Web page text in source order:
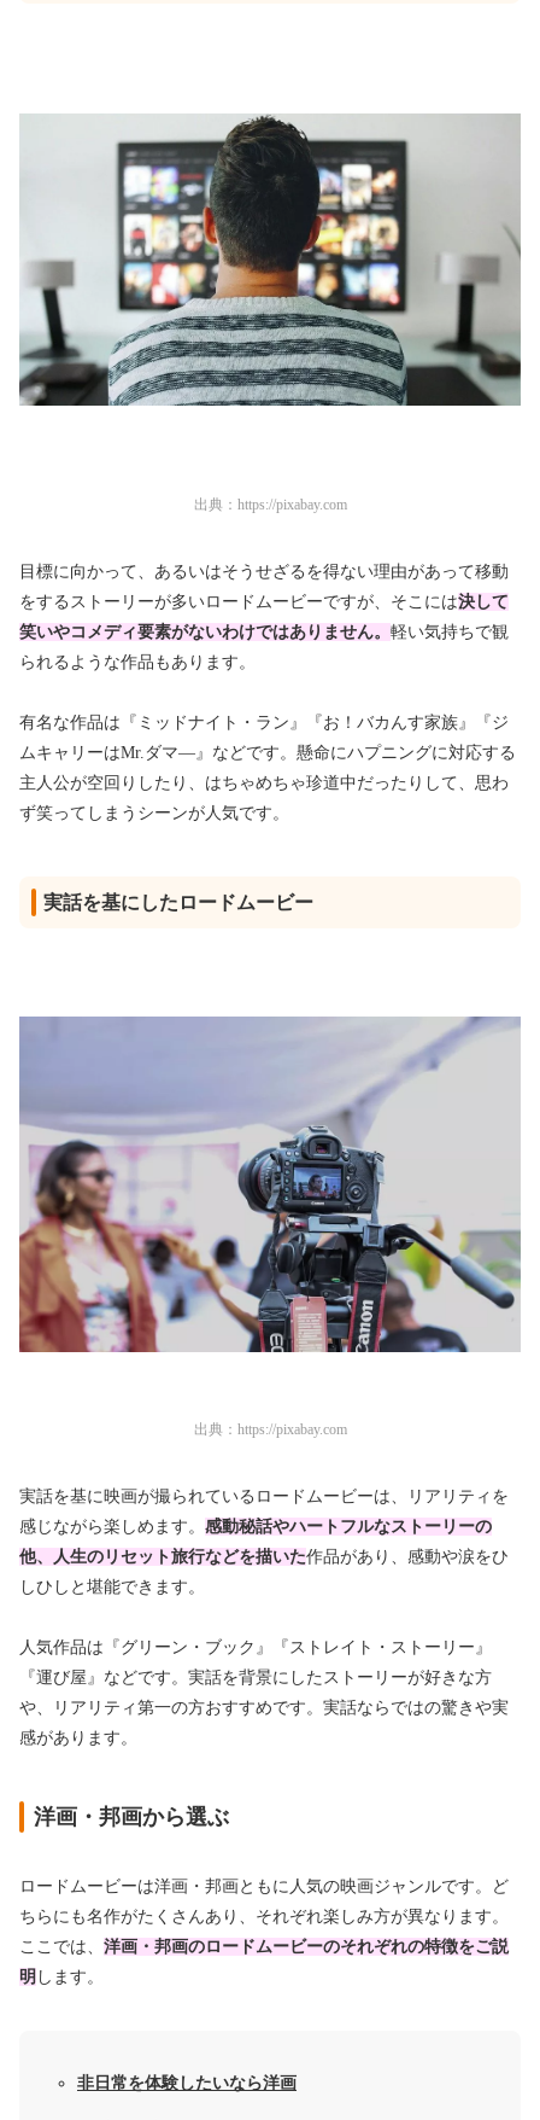
出典： https://pixabay.com
目標に向かって、あるいはそうせざるを得ない理由があって移動
をするストーリーが多いロードムービーですが、そこには決して
笑いやコメディ要素がないわけではありません。 軽い気持ちで観
られるような作品もあります。
有名な作品は『ミッドナイト・ラン』『お！バカんす家族』『ジ
ムキャリーはMr.ダマ―』などです。懸命にハプニングに対応する
主人公が空回りしたり、はちゃめちゃ珍道中だったりして、思わ
ず笑ってしまうシーンが人気です。
実話を基にしたロードムービー
出典： https://pixabay.com
実話を基に映画が撮られているロードムービーは、リアリティを
感じながら楽しめます。 感動秘話やハートフルなストーリーの
他、人生のリセット旅行などを描いた作品があり、感動や涙をひ
しひしと堪能できます。
人気作品は『グリーン・ブック』『ストレイト・ストーリー』
『運び屋』などです。実話を背景にしたストーリーが好きな方
や、リアリティ第一の方おすすめです。実話ならではの驚きや実
感があります。
洋画・邦画から選ぶ
ロードムービーは洋画・邦画ともに人気の映画ジャンルです。ど
ちらにも名作がたくさんあり、それぞれ楽しみ方が異なります。
ここでは、 洋画・邦画のロードムービーのそれぞれの特徴をご説
明 します。
非日常を体験したいなら洋画